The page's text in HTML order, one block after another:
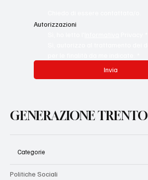
Autorizzazioni
Invia
GENERAZIONE TRENTO
Categorie
Politiche Sociali